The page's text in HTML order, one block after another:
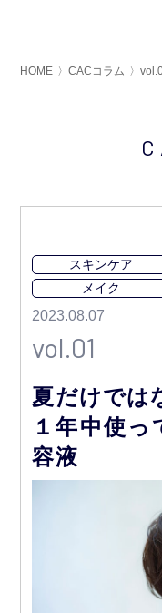
HOME 〉CACコラム 〉
スキンケア
メイク
2023.08.07
vol.01
夏だけでは
１年中使っ
容液